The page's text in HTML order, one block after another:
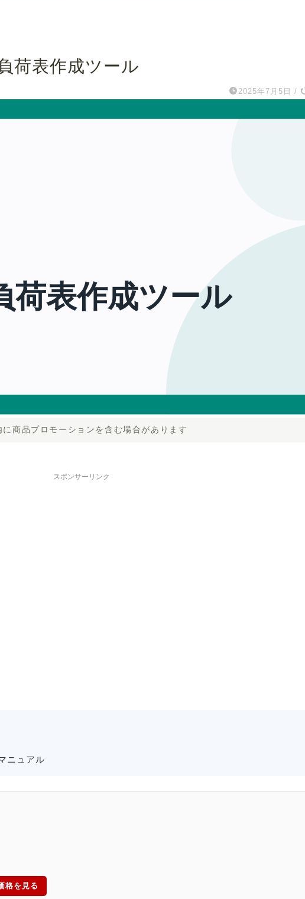
荷表作成ツール
2025年7月5日 /
に商品プロモーションを含む場合があります
スポンサーリンク
ニュアル
格を見る